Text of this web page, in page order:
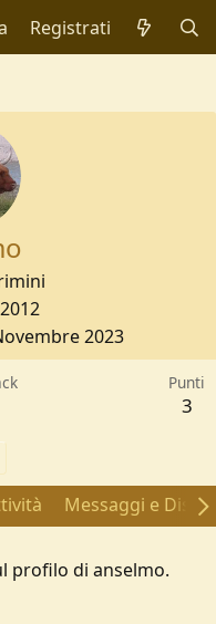
Registrati
2023
Punti
3
Messaggi e
profilo di anselmo.